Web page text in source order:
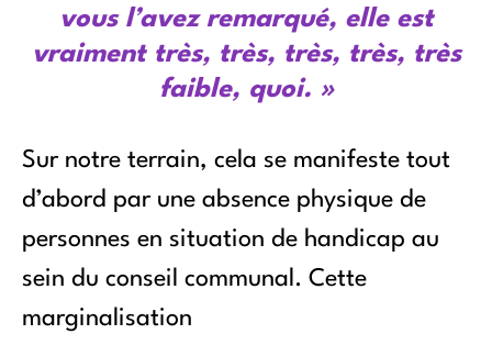
vous l’avez remarqué, elle est
vraiment très, très, très, très, très
faible, quoi. »
Sur notre terrain, cela se manifeste tout
d’abord par une absence physique de
personnes en situation de handicap au
sein du conseil communal. Cette
marginalisation